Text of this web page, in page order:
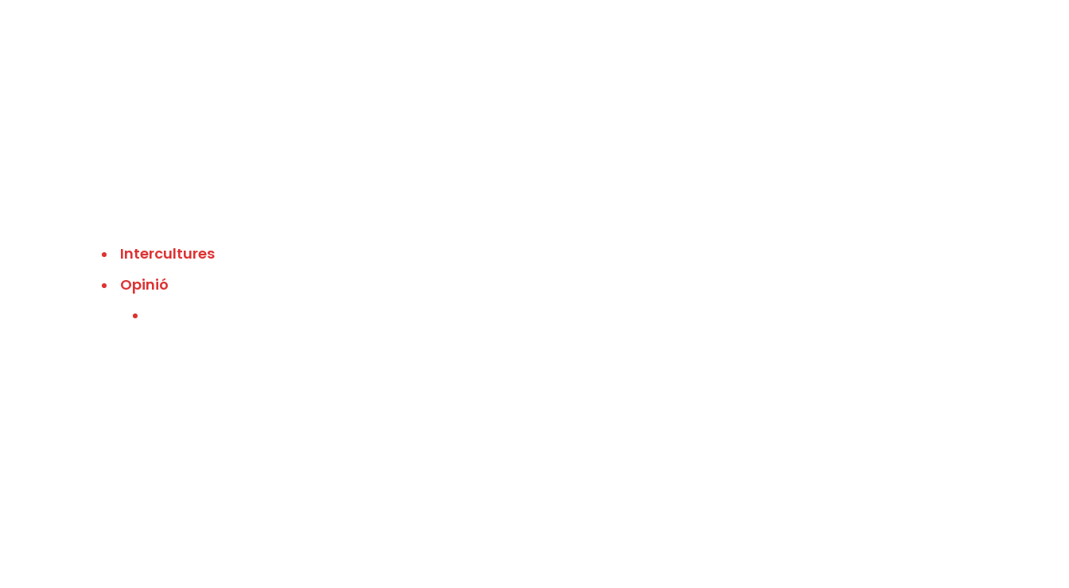
Intercultures
Opinió